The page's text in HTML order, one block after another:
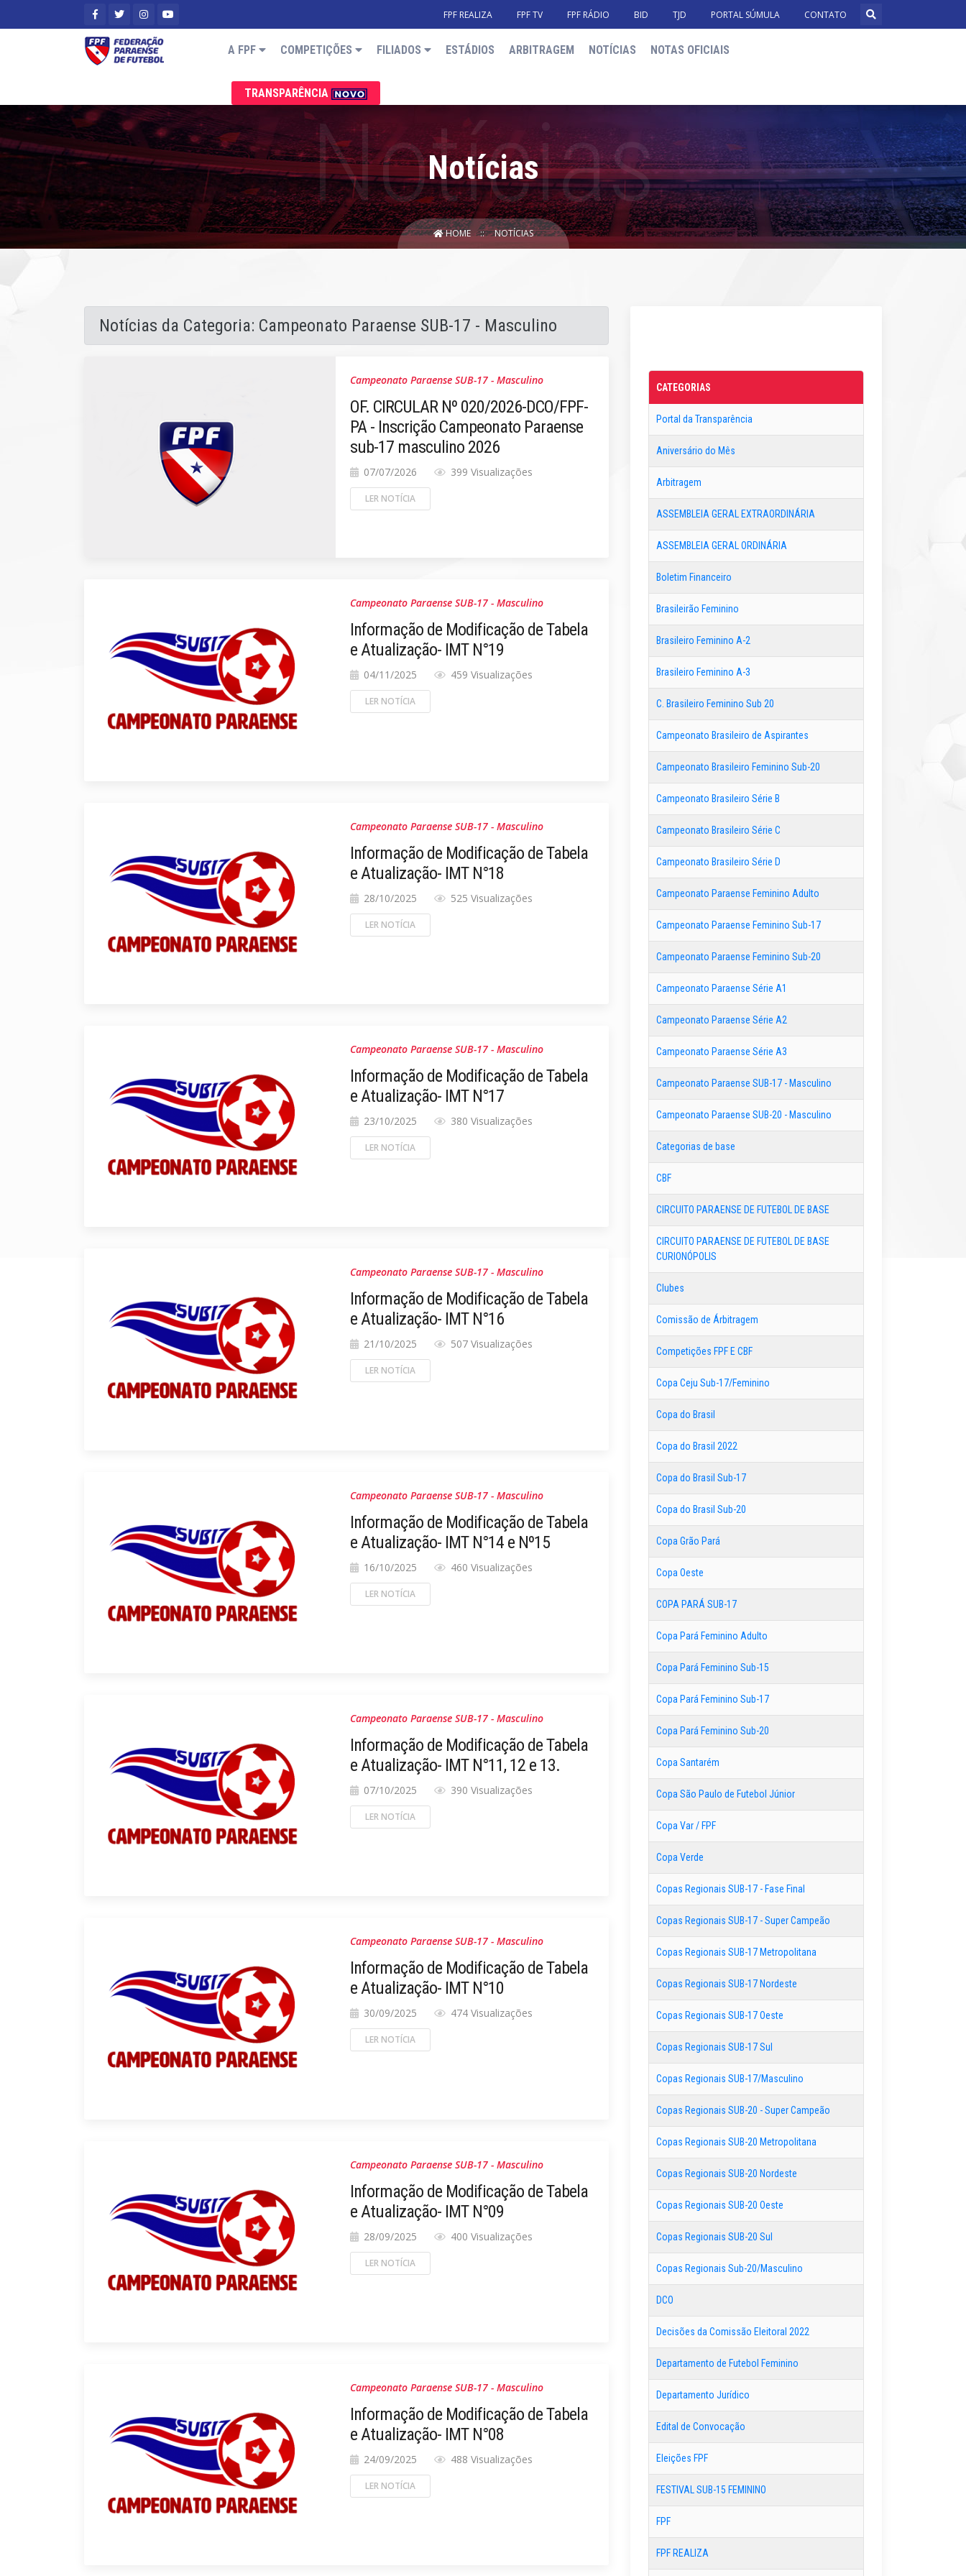
FPF REALIZA FPF TV FPF RÁDIO BID TJD PORTAL SÚMULA CONTATO
A FPF COMPETIÇÕES FILIADOS ESTÁDIOS ARBITRAGEM NOTÍCIAS NOTAS OFICIAIS
TRANSPARÊNCIA
Notícias
HOME NOTÍCIAS
Notícias da Categoria: Campeonato Paraense SUB-17 - Masculino
Campeonato Paraense SUB-17 - Masculino
OF. CIRCULAR Nº 020/2026-DCO/FPF-
PA - Inscrição Campeonato Paraense
sub-17 masculino 2026
07/07/2026 399 Visualizações
LER NOTÍCIA
Campeonato Paraense SUB-17 - Masculino
Informação de Modificação de Tabela
e Atualização- IMT N°19
04/11/2025 459 Visualizações
LER NOTÍCIA
Campeonato Paraense SUB-17 - Masculino
Informação de Modificação de Tabela
e Atualização- IMT N°18
28/10/2025 525 Visualizações
LER NOTÍCIA
Campeonato Paraense SUB-17 - Masculino
Informação de Modificação de Tabela
e Atualização- IMT N°17
23/10/2025 380 Visualizações
LER NOTÍCIA
Campeonato Paraense SUB-17 - Masculino
Informação de Modificação de Tabela
e Atualização- IMT N°16
21/10/2025 507 Visualizações
LER NOTÍCIA
Campeonato Paraense SUB-17 - Masculino
Informação de Modificação de Tabela
e Atualização- IMT N°14 e Nº15
16/10/2025 460 Visualizações
LER NOTÍCIA
Campeonato Paraense SUB-17 - Masculino
Informação de Modificação de Tabela
e Atualização- IMT N°11, 12 e 13.
07/10/2025 390 Visualizações
LER NOTÍCIA
Campeonato Paraense SUB-17 - Masculino
Informação de Modificação de Tabela
e Atualização- IMT N°10
30/09/2025 474 Visualizações
LER NOTÍCIA
Campeonato Paraense SUB-17 - Masculino
Informação de Modificação de Tabela
e Atualização- IMT N°09
28/09/2025 400 Visualizações
LER NOTÍCIA
Campeonato Paraense SUB-17 - Masculino
Informação de Modificação de Tabela
e Atualização- IMT N°08
24/09/2025 488 Visualizações
LER NOTÍCIA
CATEGORIAS
Portal da Transparência
Aniversário do Mês
Arbitragem
ASSEMBLEIA GERAL EXTRAORDINÁRIA
ASSEMBLEIA GERAL ORDINÁRIA
Boletim Financeiro
Brasileirão Feminino
Brasileiro Feminino A-2
Brasileiro Feminino A-3
C. Brasileiro Feminino Sub 20
Campeonato Brasileiro de Aspirantes
Campeonato Brasileiro Feminino Sub-20
Campeonato Brasileiro Série B
Campeonato Brasileiro Série C
Campeonato Brasileiro Série D
Campeonato Paraense Feminino Adulto
Campeonato Paraense Feminino Sub-17
Campeonato Paraense Feminino Sub-20
Campeonato Paraense Série A1
Campeonato Paraense Série A2
Campeonato Paraense Série A3
Campeonato Paraense SUB-17 - Masculino
Campeonato Paraense SUB-20 - Masculino
Categorias de base
CBF
CIRCUITO PARAENSE DE FUTEBOL DE BASE
CIRCUITO PARAENSE DE FUTEBOL DE BASE
CURIONÓPOLIS
Clubes
Comissão de Árbitragem
Competições FPF E CBF
Copa Ceju Sub-17/Feminino
Copa do Brasil
Copa do Brasil 2022
Copa do Brasil Sub-17
Copa do Brasil Sub-20
Copa Grão Pará
Copa Oeste
COPA PARÁ SUB-17
Copa Pará Feminino Adulto
Copa Pará Feminino Sub-15
Copa Pará Feminino Sub-17
Copa Pará Feminino Sub-20
Copa Santarém
Copa São Paulo de Futebol Júnior
Copa Var / FPF
Copa Verde
Copas Regionais SUB-17 - Fase Final
Copas Regionais SUB-17 - Super Campeão
Copas Regionais SUB-17 Metropolitana
Copas Regionais SUB-17 Nordeste
Copas Regionais SUB-17 Oeste
Copas Regionais SUB-17 Sul
Copas Regionais SUB-17/Masculino
Copas Regionais SUB-20 - Super Campeão
Copas Regionais SUB-20 Metropolitana
Copas Regionais SUB-20 Nordeste
Copas Regionais SUB-20 Oeste
Copas Regionais SUB-20 Sul
Copas Regionais Sub-20/Masculino
DCO
Decisões da Comissão Eleitoral 2022
Departamento de Futebol Feminino
Departamento Jurídico
Edital de Convocação
Eleições FPF
FESTIVAL SUB-15 FEMININO
FPF
FPF REALIZA